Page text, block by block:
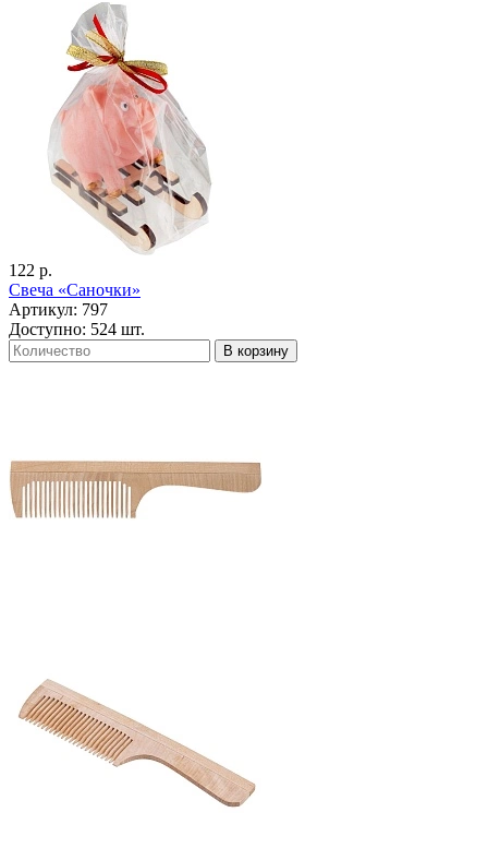
122 р.
Свеча «Саночки»
Артикул: 797
Доступно: 524 шт.
В корзину